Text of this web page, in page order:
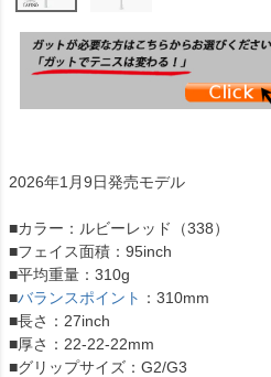
2026年1月9日発売モデル
■カラー：ルビーレッド（338）
■フェイス面積：95inch
■平均重量：310g
■バランスポイント ：310mm
■長さ：27inch
■厚さ：22-22-22mm
■グリップサイズ：G2/G3